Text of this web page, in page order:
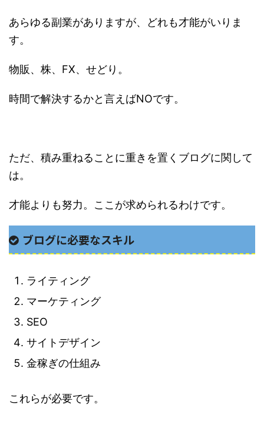
あらゆる副業がありますが、どれも才能がいりま
す。
物販、株、FX、せどり。
時間で解決するかと言えばNOです。
ただ、積み重ねることに重きを置くブログに関して
は。
才能よりも努力。ここが求められるわけです。
ブログに必要なスキル
ライティング
マーケティング
SEO
サイトデザイン
金稼ぎの仕組み
これらが必要です。